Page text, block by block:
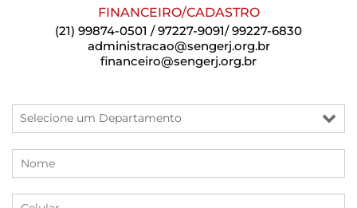
FINANCEIRO/CADASTRO
(21) 99874-0501 / 97227-9091/ 99227-6830
administracao@sengerj.org.br
financeiro@sengerj.org.br